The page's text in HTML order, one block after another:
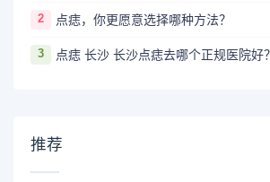
2 点痣，你更愿意选择哪种方法？
3
推荐